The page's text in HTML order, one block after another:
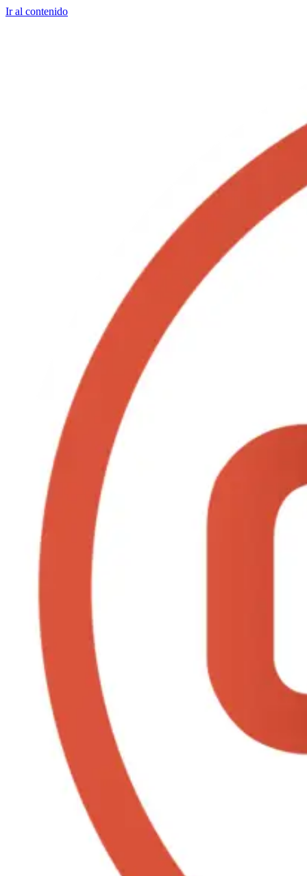
Ir al contenido